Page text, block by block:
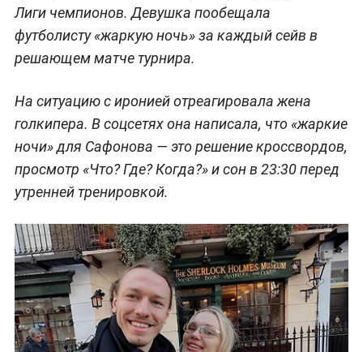
Лиги чемпионов. Девушка пообещала
футболисту «жаркую ночь» за каждый сейв в
решающем матче турнира.
На ситуацию с иронией отреагировала жена
голкипера. В соцсетях она написала, что «жаркие
ночи» для Сафонова — это решение кроссвордов,
просмотр «Что? Где? Когда?» и сон в 23:30 перед
утренней тренировкой.